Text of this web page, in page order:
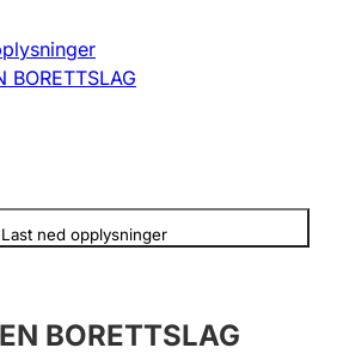
slette
slette
BORETTSLAG
Last ned opplysninger
BORETTSLAG